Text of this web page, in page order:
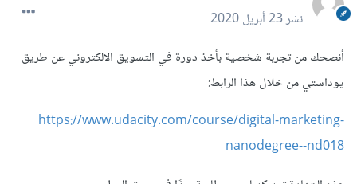
نشر23 أبريل 2020
أنصحك من تجربة شخصية بأخذ دورة في التسويق الالكتروني عن طريق
يوداستي من خلال هذا الرابط:
https://www.udacity.com/course/digital-marketing-
nanodegree--nd018